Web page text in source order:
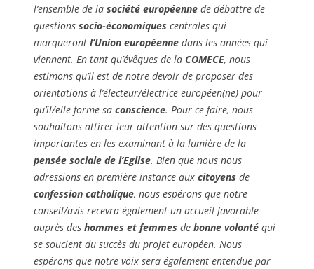
l’ensemble de la société européenne de débattre de
questions socio-économiques centrales qui
marqueront l’Union européenne dans les années qui
viennent. En tant qu’évêques de la COMECE, nous
estimons qu’il est de notre devoir de proposer des
orientations à l’électeur/électrice européen(ne) pour
qu’il/elle forme sa conscience. Pour ce faire, nous
souhaitons attirer leur attention sur des questions
importantes en les examinant à la lumière de la
pensée sociale de l’Eglise. Bien que nous nous
adressions en première instance aux citoyens de
confession catholique, nous espérons que notre
conseil/avis recevra également un accueil favorable
auprès des hommes et femmes de bonne volonté qui
se soucient du succès du projet européen. Nous
espérons que notre voix sera également entendue par